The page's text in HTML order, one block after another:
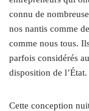
connu de
nos nantis comme
comme nous tous.
parfois considérés
disposition de l’État.
Cette conception